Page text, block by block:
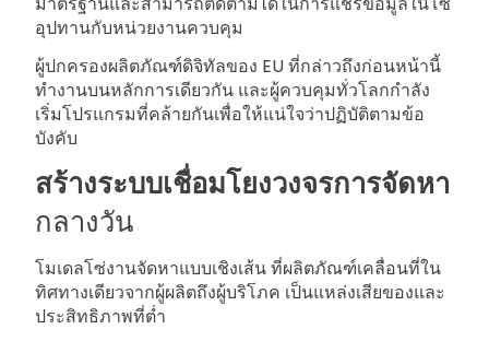
อุปทานกับหน่วยงานควบคุม
ผู้ปกครองผลิตภัณฑ์ดิจิทัลของ EU ที่กล่าวถึงก่อนหน้านี้
ทำงานบนหลักการเดียวกัน และผู้ควบคุมทั่วโลกกำลัง
เริ่มโปรแกรมที่คล้ายกันเพื่อให้แน่ใจว่าปฏิบัติตามข้อ
บังคับ
สร้างระบบเชื่อมโยงวงจรการจัดหา
กลางวัน
โมเดลโซ่งานจัดหาแบบเชิงเส้น ที่ผลิตภัณฑ์เคลื่อนที่ใน
ทิศทางเดียวจากผู้ผลิตถึงผู้บริโภค เป็นแหล่งเสียของและ
ประสิทธิภาพที่ต่ำ